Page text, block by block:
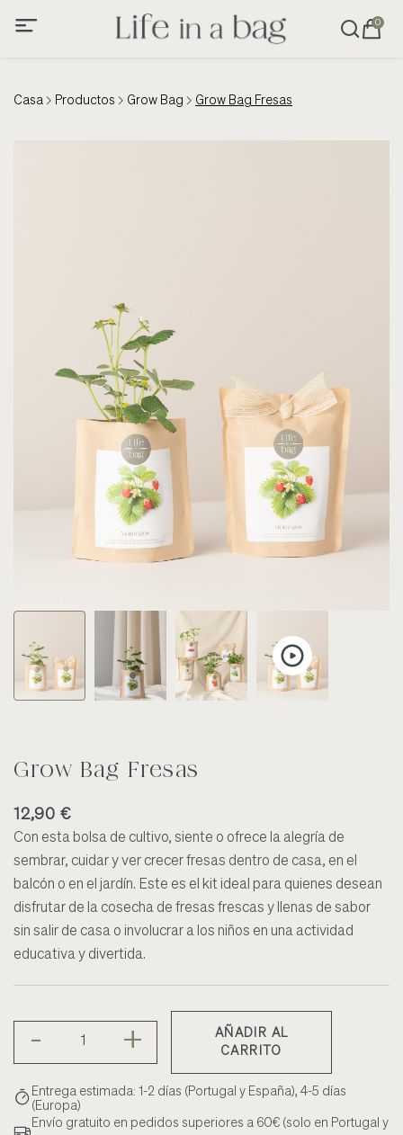
0
Casa Productos Grow Bag Grow Bag Fresas
Grow Bag Fresas
12,90 €
Con esta bolsa de cultivo, siente o ofrece la alegría de
sembrar, cuidar y ver crecer fresas dentro de casa, en el
balcón o en el jardín. Este es el kit ideal para quienes desean
disfrutar de la cosecha de fresas frescas y llenas de sabor
sin salir de casa o involucrar a los niños en una actividad
educativa y divertida.
- +
AÑADIR AL
CARRITO
Entrega estimada: 1-2 días (Portugal y España), 4-5 días
(Europa)
Envío gratuito en pedidos superiores a 60€ (solo en Portugal y